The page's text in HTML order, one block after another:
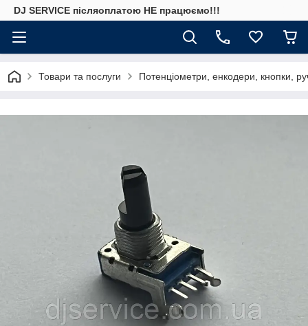
DJ SERVICE пiсляоплатою НЕ працюємо!!!
Товари та послуги Потенціометри, енкодери, кнопки,